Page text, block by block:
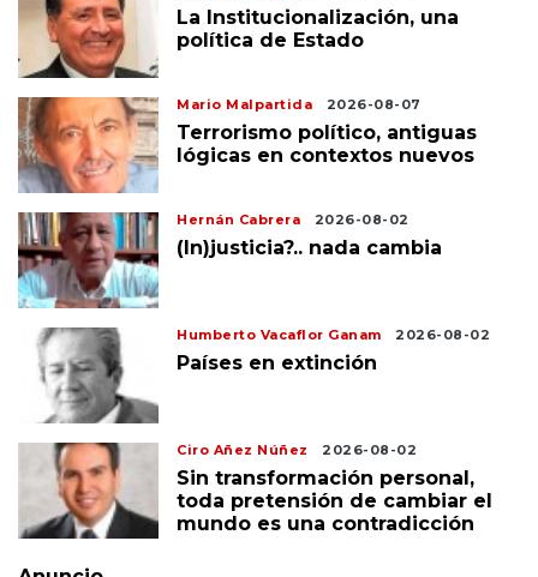
La Institucionalización, una
política de Estado
Mario Malpartida 2026-08-07
Terrorismo político, antiguas
lógicas en contextos nuevos
Hernán Cabrera 2026-08-02
(In)justicia?.. nada cambia
Humberto Vacaflor Ganam 2026-08-02
Países en extinción
Ciro Añez Núñez 2026-08-02
Sin transformación personal,
toda pretensión de cambiar el
mundo es una contradicción